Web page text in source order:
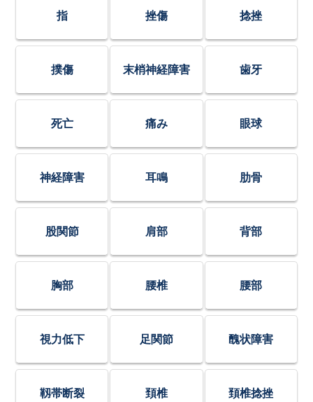
指 挫傷 捻挫
撲傷 末梢神経障害 歯牙
死亡 痛み 眼球
神経障害 耳鳴 肋骨
股関節 肩部 背部
胸部 腰椎 腰部
視力低下 足関節 醜状障害
靱帯断裂 頚椎 頚椎捻挫